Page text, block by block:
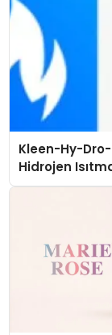
Kleen-Hy-Dro-
Hidrojen
Düzenleyici